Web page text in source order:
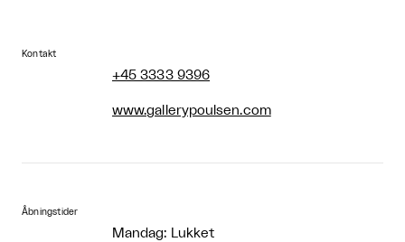
Kontakt
+45 3333 9396
www.gallerypoulsen.com
Åbningstider
Mandag: Lukket